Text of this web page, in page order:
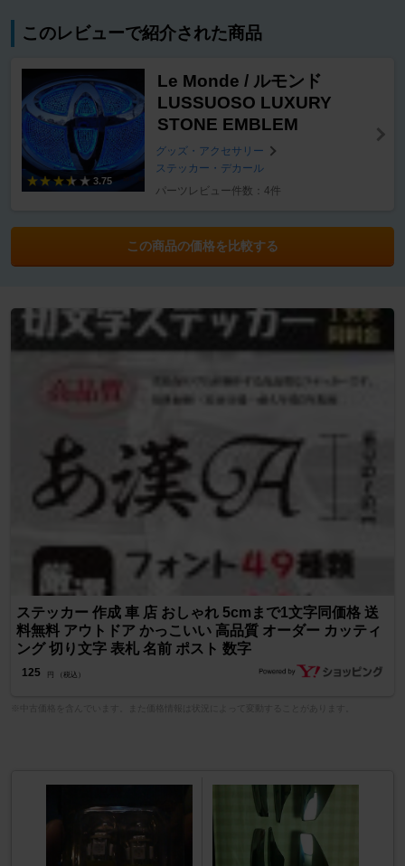
このレビューで紹介された商品
3.75
Le Monde / ルモンド
LUSSUOSO LUXURY
STONE EMBLEM
グッズ・アクセサリー
ステッカー・デカール
パーツレビュー件数：4件
この商品の価格を比較する
ステッカー 作成 車 店 おしゃれ 5cmまで1文字同価格 送
料無料 アウトドア かっこいい 高品質 オーダー カッティ
ング 切り文字 表札 名前 ポスト 数字
125 円 （税込）